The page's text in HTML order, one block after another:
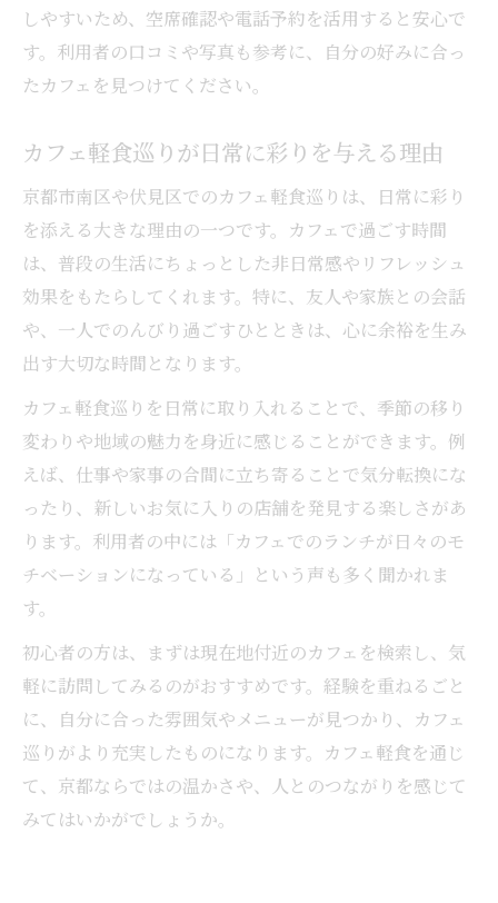
しやすいため、空席確認や電話予約を活用すると安心で
す。利用者の口コミや写真も参考に、自分の好みに合っ
たカフェを見つけてください。
カフェ軽食巡りが日常に彩りを与える理由
京都市南区や伏見区でのカフェ軽食巡りは、日常に彩り
を添える大きな理由の一つです。カフェで過ごす時間
は、普段の生活にちょっとした非日常感やリフレッシュ
効果をもたらしてくれます。特に、友人や家族との会話
や、一人でのんびり過ごすひとときは、心に余裕を生み
出す大切な時間となります。
カフェ軽食巡りを日常に取り入れることで、季節の移り
変わりや地域の魅力を身近に感じることができます。例
えば、仕事や家事の合間に立ち寄ることで気分転換にな
ったり、新しいお気に入りの店舗を発見する楽しさがあ
ります。利用者の中には「カフェでのランチが日々のモ
チベーションになっている」という声も多く聞かれま
す。
初心者の方は、まずは現在地付近のカフェを検索し、気
軽に訪問してみるのがおすすめです。経験を重ねるごと
に、自分に合った雰囲気やメニューが見つかり、カフェ
巡りがより充実したものになります。カフェ軽食を通じ
て、京都ならではの温かさや、人とのつながりを感じて
みてはいかがでしょうか。